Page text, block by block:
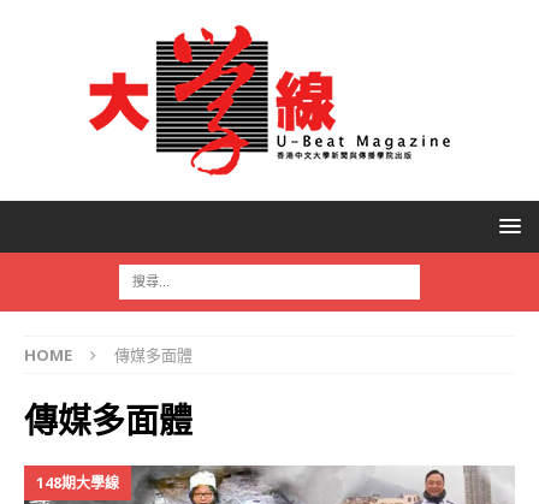
HOME 傳媒多面體
傳媒多面體
148期大學線